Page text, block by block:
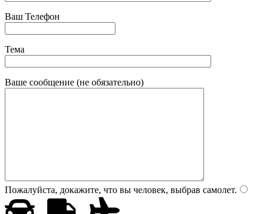
Ваш Телефон
Тема
Ваше сообщение (не обязательно)
Пожалуйста, докажите, что вы человек, выбрав самолет.